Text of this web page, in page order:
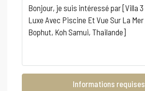
Informations requises